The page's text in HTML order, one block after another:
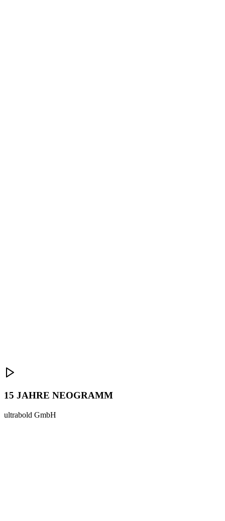
15 JAHRE NEOGRAMM
ultrabold GmbH